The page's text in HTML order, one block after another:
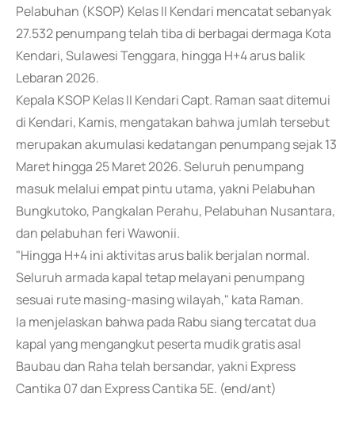
Pelabuhan (KSOP) Kelas II Kendari mencatat sebanyak
27.532 penumpang telah tiba di berbagai dermaga Kota
Kendari, Sulawesi Tenggara, hingga H+4 arus balik
Lebaran 2026.
Kepala KSOP Kelas II Kendari Capt. Raman saat ditemui
di Kendari, Kamis, mengatakan bahwa jumlah tersebut
merupakan akumulasi kedatangan penumpang sejak 13
Maret hingga 25 Maret 2026. Seluruh penumpang
masuk melalui empat pintu utama, yakni Pelabuhan
Bungkutoko, Pangkalan Perahu, Pelabuhan Nusantara,
dan pelabuhan feri Wawonii.
"Hingga H+4 ini aktivitas arus balik berjalan normal.
Seluruh armada kapal tetap melayani penumpang
sesuai rute masing-masing wilayah," kata Raman.
Ia menjelaskan bahwa pada Rabu siang tercatat dua
kapal yang mengangkut peserta mudik gratis asal
Baubau dan Raha telah bersandar, yakni Express
Cantika 07 dan Express Cantika 5E. (end/ant)